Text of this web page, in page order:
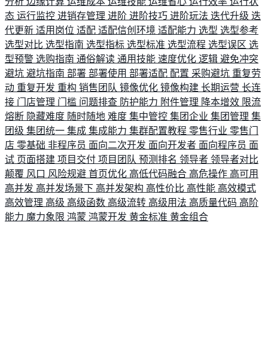
态 运行监控 进销存管理 进阶 进阶技巧 进阶玩法 迭代升级 迭
代更新 适用岗位 适配 适配信创环境 适配能力 选型 选型参考
选型对比 选型指南 选型指标 选型标准 选型流程 选型误区 选
型预警 选购指南 通俗解读 通用技能 速度优化 逻辑 避免冲突
避坑 避坑指南 部署 部署使用 部署适配 配置 采购避坑 重复劳
动 重复开发 重构 销售团队 镜像优化 镜像构建 长期运营 长连
接 门店管理 门槛 问题排查 防护能力 附件管理 降本增效 限流
熔断 隐藏难度 随时随地 难度 集中管控 集团企业 集团管理 集
团级 集团统一 集成 集成能力 集群配置教程 零售行业 零售门
店 零基础 非程序员 面向二次开发 面向开发者 面向程序员 面
试 页面搭建 项目交付 项目团队 预测排名 领导者 领导者对比
颠覆 风口 风险规避 首页优化 高低代码融合 高危操作 高可用
高并发 高并发场景下 高并发架构 高性价比 高性能 高效模式
高效管理 高级 高级函数 高级流转 高级用法 高质量代码 高阶
能力 魔力象限 鸿蒙 鸿蒙开发 黄金标准 黄金组合